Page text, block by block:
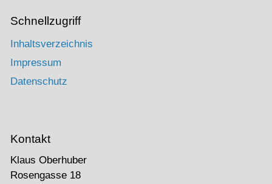
Schnellzugriff
Inhaltsverzeichnis
Impressum
Datenschutz
Kontakt
Klaus Oberhuber
Rosengasse 18